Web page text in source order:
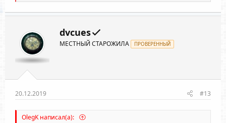
а
к
и
:
dvcues
МЕСТНЫЙ СТАРОЖИЛА ПРОВЕРЕННЫЙ
20.12.2019 #13
OlegK написал(а):